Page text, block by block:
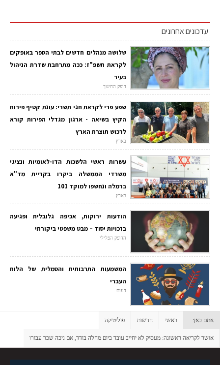
עדכונים אחרונים
שלושה מנהלים חדשים לבתי הספר באופקים
לקראת תשפ"ז: ככה מתרחבת שדרת הניהול
בעיר
דופק החינוך
שפע פרי לקראת חגי תשרי: עונת קטיף פירות
הקיץ בשיאה - ארגון מגדלי הפירות קורא
לרכוש תוצרת הארץ
בארץ
עשרות ראשי הלשכות הדו-לאומיות ונציגי
משרדי הממשלה ביקרו בקריית מד"א
ברמלה ונחשפו למוקד 101
בארץ
הודעות ירוקות, אכיפה גלובלית ופגיעה
בזכויות יסוד – מבט משפטי ביקורתי
הדופק הפלילי
המשמעות התרבותית והסמלית של הלוח
העברי
דעות
אתם כאן: ראשי חדשות פוליטיקה
אושר לקריאה ראשונה: מעסיק לא יחייב עובד ביום מחלה בודד, אם ניכה שכר עבורו